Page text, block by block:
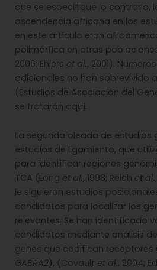
que se especifique lo contrario,
ascendencia africana en los
en este artículo eran
polimórfica en otras
2006; Ehlers et al. , 2001).
adicionales no han sobrevivido
(Estudios de Asociación del
se tratarán aquí.
La segunda oleada de estudios
estudios de ligamiento, que
para identificar regiones
TCA (Long et al. , 1998; Reich et al.
le siguieron estudios
candidatos para localizar los
relevantes. Se han identificado
candidatos mediante análisis
genes que codifican receptores
GABRA2), (Covault et al. , 2004;